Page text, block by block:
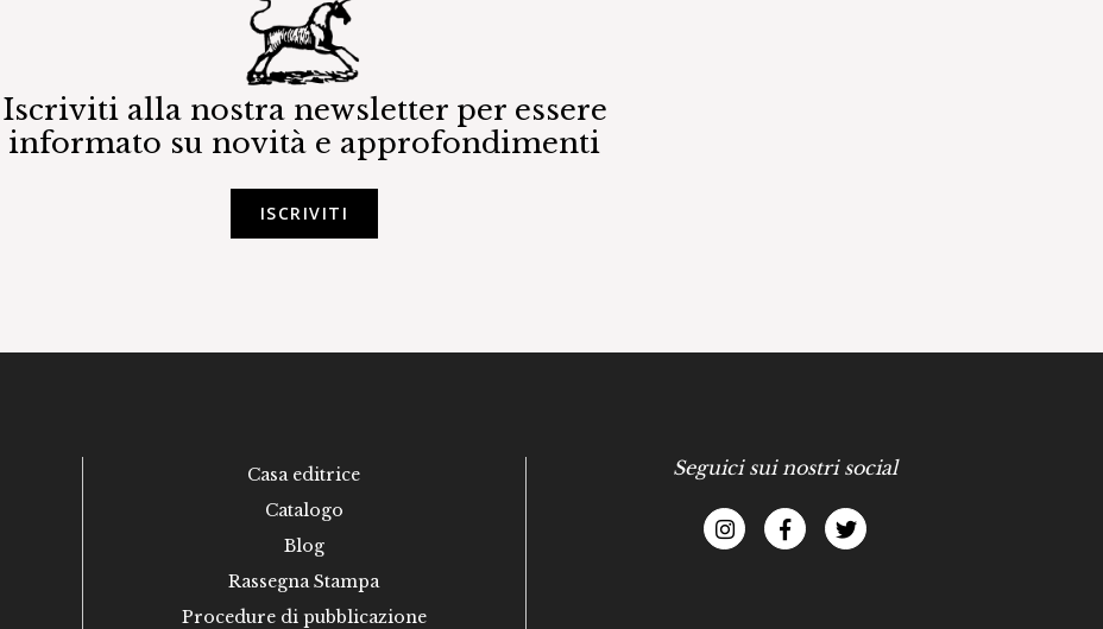
Iscriviti alla nostra newsletter per essere
informato su novità e approfondimenti
ISCRIVITI
Casa editrice
Catalogo
Blog
Rassegna Stampa
Procedure di pubblicazione
Seguici sui nostri social